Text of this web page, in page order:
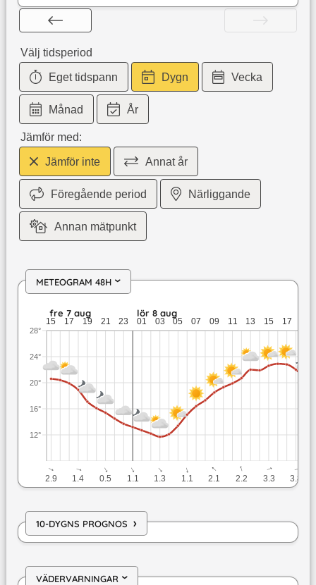
Välj tidsperiod
Eget tidspann Dygn Vecka
Månad År
Jämför med:
Jämför inte Annat år
Föregående period Närliggande
Annan mätpunkt
METEOGRAM 48H ›
fre 7 aug: 20,6 till 13,7 grader: ingen nederbörd: upp till
fre 7 aug lör 8 aug
15 17 19 21 23 01 03 05 07 09 11 13 15 17
12°
16°
20°
24°
28°
↓
2.9
↓
1.4
↓
0.5
↓
1.1
↓
1.3
↓
1.1
↓
2.1
↓
2.2
↓
3.3
↓
3.8
10-DYGNS PROGNOS ›
VÄDERVARNINGAR›